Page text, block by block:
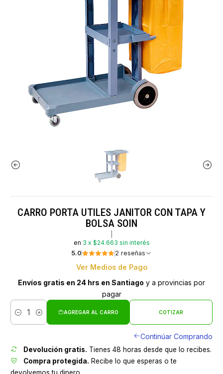
CARRO PORTA UTILES JANITOR CON TAPA Y
BOLSA SOIN
en 3 x $24.663 sin interés
5.0
2 reseñas
Ver Medios de Pago
Envíos gratis en 24 hrs en Santiago y a provincias por
pagar
Cantidad
AGREGAR AL CARRO COTIZAR
Continúar Comprando
Devolución gratis. Tienes 48 horas desde que lo recibes.
Compra protegida. Recibe lo que esperas o te